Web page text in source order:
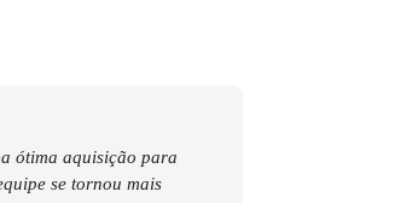
ótima aquisição para
se tornou mais